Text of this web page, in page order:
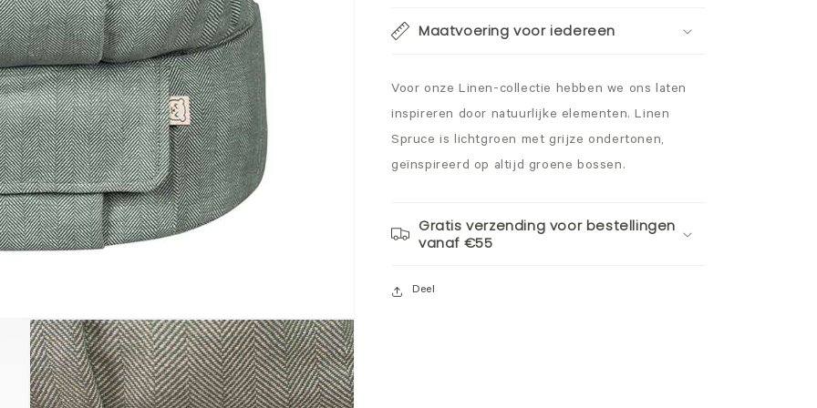
Maatvoering voor iedereen
Voor onze Linen-collectie hebben we ons laten
inspireren door natuurlijke elementen. Linen
Spruce is lichtgroen met grijze ondertonen,
geïnspireerd op altijd groene bossen.
Gratis verzending voor bestellingen
vanaf €55
Deel